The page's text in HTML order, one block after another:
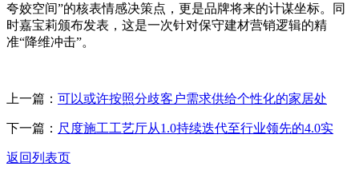
夸姣空间”的核表情感决策点，更是品牌将来的计谋坐标。同
时嘉宝莉颁布发表，这是一次针对保守建材营销逻辑的精
准“降维冲击”。
上一篇： 可以或许按照分歧客户需求供给个性化的家居处
下一篇： 尺度施工工艺厅从1.0持续迭代至行业领先的4.0实
返回列表页